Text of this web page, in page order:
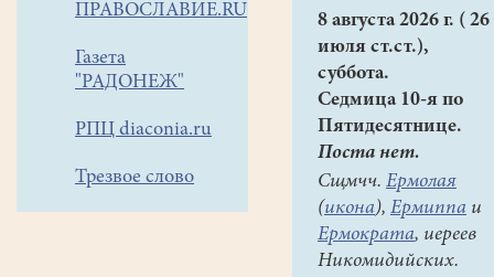
ПРАВОСЛАВИЕ.RU
Газета
"РАДОНЕЖ"
РПЦ diaconia.ru
Трезвое слово
8 августа 2026 г. ( 26
июля ст.ст.),
суббота.
Седмица 10-я по
Пятидесятнице.
Поста нет.
Сщмчч. Ермолая
(икона), Ермиппа и
Ермократа, иереев
Никомидийских.